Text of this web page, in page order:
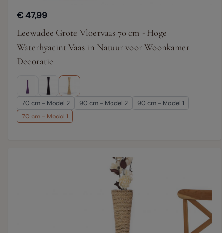
€ 47,99
Leewadee Grote Vloervaas 70 cm - Hoge
Waterhyacint Vaas in Natuur voor Woonkamer
Decoratie
70 cm - Model 2 90 cm - Model 2
90 cm - Model 1
70 cm - Model 1